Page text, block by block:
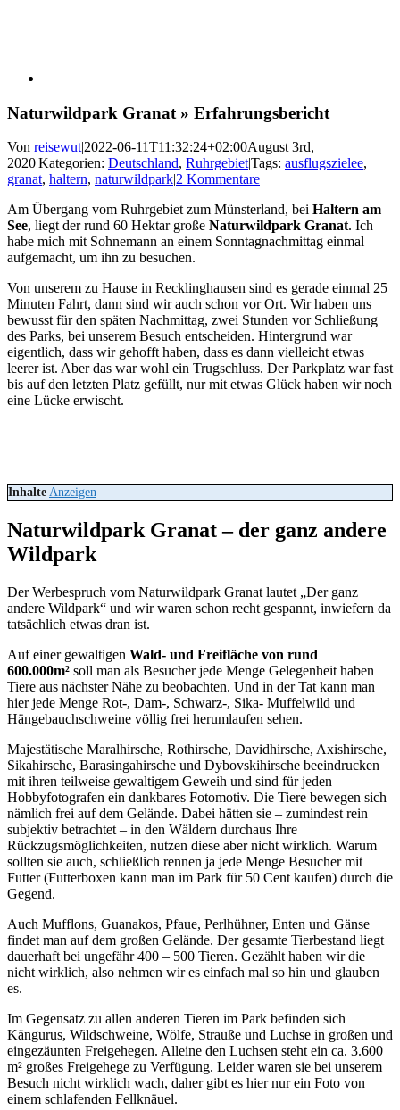
Naturwildpark Granat » Erfahrungsbericht
Von reisewut|2022-06-11T11:32:24+02:00August 3rd,
2020|Kategorien: Deutschland, Ruhrgebiet|Tags: ausflugszielee,
granat, haltern, naturwildpark|2 Kommentare
Am Übergang vom Ruhrgebiet zum Münsterland, bei Haltern am
See, liegt der rund 60 Hektar große Naturwildpark Granat. Ich
habe mich mit Sohnemann an einem Sonntagnachmittag einmal
aufgemacht, um ihn zu besuchen.
Von unserem zu Hause in Recklinghausen sind es gerade einmal 25
Minuten Fahrt, dann sind wir auch schon vor Ort. Wir haben uns
bewusst für den späten Nachmittag, zwei Stunden vor Schließung
des Parks, bei unserem Besuch entscheiden. Hintergrund war
eigentlich, dass wir gehofft haben, dass es dann vielleicht etwas
leerer ist. Aber das war wohl ein Trugschluss. Der Parkplatz war fast
bis auf den letzten Platz gefüllt, nur mit etwas Glück haben wir noch
eine Lücke erwischt.
InhalteAnzeigen
Naturwildpark Granat – der ganz andere
Wildpark
Der Werbespruch vom Naturwildpark Granat lautet „Der ganz
andere Wildpark“ und wir waren schon recht gespannt, inwiefern da
tatsächlich etwas dran ist.
Auf einer gewaltigen Wald- und Freifläche von rund
600.000m² soll man als Besucher jede Menge Gelegenheit haben
Tiere aus nächster Nähe zu beobachten. Und in der Tat kann man
hier jede Menge Rot-, Dam-, Schwarz-, Sika- Muffelwild und
Hängebauchschweine völlig frei herumlaufen sehen.
Majestätische Maralhirsche, Rothirsche, Davidhirsche, Axishirsche,
Sikahirsche, Barasingahirsche und Dybovskihirsche beeindrucken
mit ihren teilweise gewaltigem Geweih und sind für jeden
Hobbyfotografen ein dankbares Fotomotiv. Die Tiere bewegen sich
nämlich frei auf dem Gelände. Dabei hätten sie – zumindest rein
subjektiv betrachtet – in den Wäldern durchaus Ihre
Rückzugsmöglichkeiten, nutzen diese aber nicht wirklich. Warum
sollten sie auch, schließlich rennen ja jede Menge Besucher mit
Futter (Futterboxen kann man im Park für 50 Cent kaufen) durch die
Gegend.
Auch Mufflons, Guanakos, Pfaue, Perlhühner, Enten und Gänse
findet man auf dem großen Gelände. Der gesamte Tierbestand liegt
dauerhaft bei ungefähr 400 – 500 Tieren. Gezählt haben wir die
nicht wirklich, also nehmen wir es einfach mal so hin und glauben
es.
Im Gegensatz zu allen anderen Tieren im Park befinden sich
Kängurus, Wildschweine, Wölfe, Strauße und Luchse in großen und
eingezäunten Freigehegen. Alleine den Luchsen steht ein ca. 3.600
m² großes Freigehege zu Verfügung. Leider waren sie bei unserem
Besuch nicht wirklich wach, daher gibt es hier nur ein Foto von
einem schlafenden Fellknäuel.